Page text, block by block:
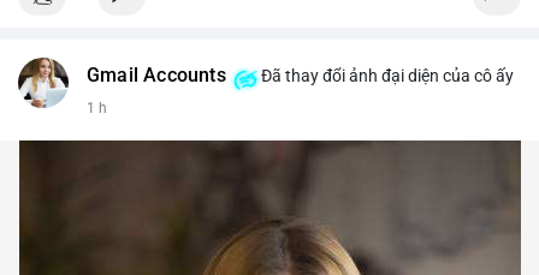
Gmail Accounts Đã thay đổi ảnh đại diện của cô ấy
1 h